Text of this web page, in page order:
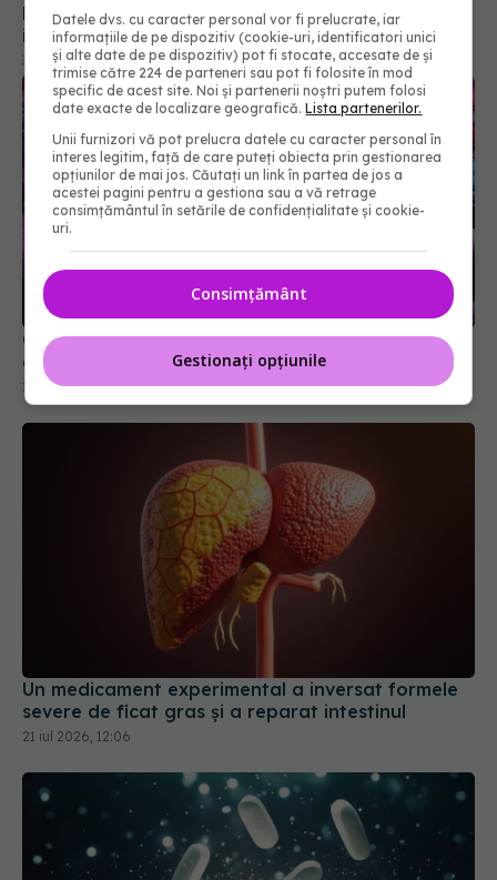
Medicamentul comun care reduce riscul de
infarct și AVC
30 ian 2026, 10:08
Ce trebuie să știi dacă iei metformin. Impactul
asupra întregului organism
27 mai 2026, 10:18
Un medicament experimental a inversat formele
severe de ficat gras și a reparat intestinul
21 iul 2026, 12:06
Datele dvs. cu caracter personal vor fi prelucrate, iar
informațiile de pe dispozitiv (cookie-uri, identificatori unici
și alte date de pe dispozitiv) pot fi stocate, accesate de și
trimise către 224 de parteneri sau pot fi folosite în mod
specific de acest site. Noi și partenerii noștri putem folosi
date exacte de localizare geografică.Lista partenerilor.
Unii furnizori vă pot prelucra datele cu caracter personal în
interes legitim, față de care puteți obiecta prin gestionarea
opțiunilor de mai jos. Căutați un link în partea de jos a
acestei pagini pentru a gestiona sau a vă retrage
consimțământul în setările de confidențialitate și cookie-
uri.
Consimțământ
Gestionați opțiunile